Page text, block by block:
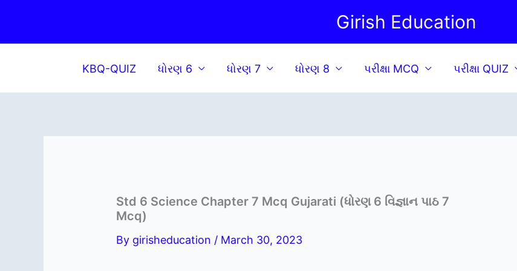
content
Girish Education
KBQ-QUIZ ધોરણ 6 ધોરણ 7 ધોરણ 8 પરીક્ષા MCQ પરીક્ષા QUIZ
Std 6 Science Chapter 7 Mcq Gujarati (ધોરણ 6 વિજ્ઞાન પાઠ 7
Mcq)
By girisheducation / March 30, 2023